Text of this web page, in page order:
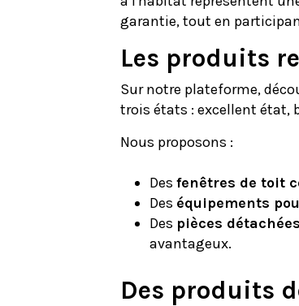
garantie, tout en
Les produits
Sur notre plateforme,
trois états : excellent état,
Nous proposons :
Des fenêtres de toit
Des équipements
Des pièces détachées
avantageux.
Des produits